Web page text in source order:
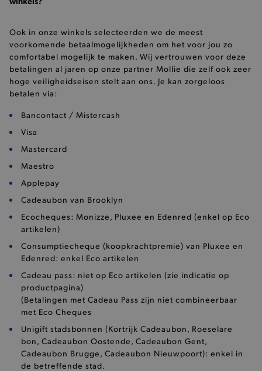
Ook in onze winkels selecteerden we de meest
voorkomende betaalmogelijkheden om het voor jou zo
comfortabel mogelijk te maken. Wij vertrouwen voor deze
betalingen al jaren op onze partner Mollie die zelf ook zeer
hoge veiligheidseisen stelt aan ons. Je kan zorgeloos
betalen via:
Bancontact / Mistercash
Visa
Mastercard
Maestro
Applepay
Cadeaubon van Brooklyn
Ecocheques: Monizze, Pluxee en Edenred (enkel op Eco
artikelen)
Consumptiecheque (koopkrachtpremie) van Pluxee en
Edenred: enkel Eco artikelen
Cadeau pass: niet op Eco artikelen (zie indicatie op
productpagina)
(Betalingen met Cadeau Pass zijn niet combineerbaar
met Eco Cheques
Unigift stadsbonnen (Kortrijk Cadeaubon, Roeselare
bon, Cadeaubon Oostende, Cadeaubon Gent,
Cadeaubon Brugge, Cadeaubon Nieuwpoort): enkel in
de betreffende stad.
buikjes algemene bezoekersinformatie, maar
niet jouw identiteit.
Naam
Provider/Domein
product-added-modal
.brooklyn.be
pickupStoreVal
pickupAddress .brooklyn.be
product-out-of-stock-modal
__cf_bm
Cloudflare Inc.
.calendly.com
Google Privacy Policy